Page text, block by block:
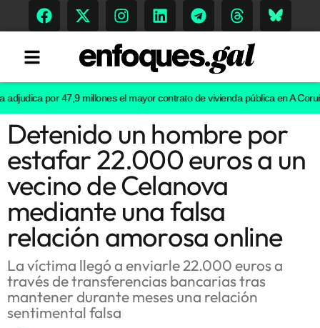
Tendencias
Memoria Histórica
Gastronomía
Escenarios
Sostenibilidad
por 47,9 millones el mayor contrato de vivienda pública en A Coruña
Detenido un hombre por
estafar 22.000 euros a un
vecino de Celanova
mediante una falsa
relación amorosa online
La víctima llegó a enviarle 22.000 euros a
través de transferencias bancarias tras
mantener durante meses una relación
sentimental falsa